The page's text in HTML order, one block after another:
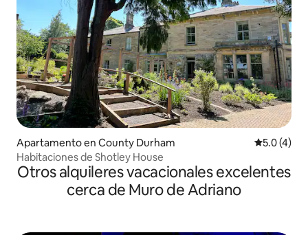
Apartamento en County Durham
5.0 (4)
Habitaciones de Shotley House
Otros alquileres vacacionales excelentes
cerca de Muro de Adriano